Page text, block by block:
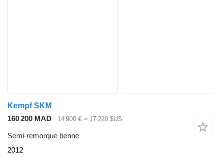
Kempf SKM
160 200 MAD
14 900 € ≈ 17 220 $US
Semi-remorque benne
2012